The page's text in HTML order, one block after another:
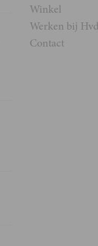
Winkel
Werken bij
Contact